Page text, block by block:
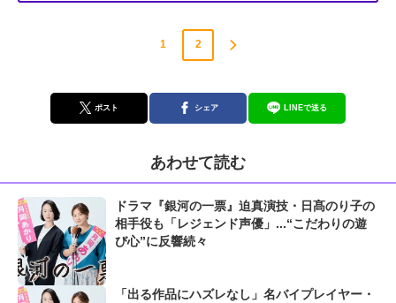
1 2
ポスト シェア LINEで送る
あわせて読む
ドラマ『銀河の一票』迫真演技・日髙のり子の
相手役も「レジェンド声優」...“こだわりの遊
び心”に反響続々
「出る作品にハズレなし」名バイプレイヤー・